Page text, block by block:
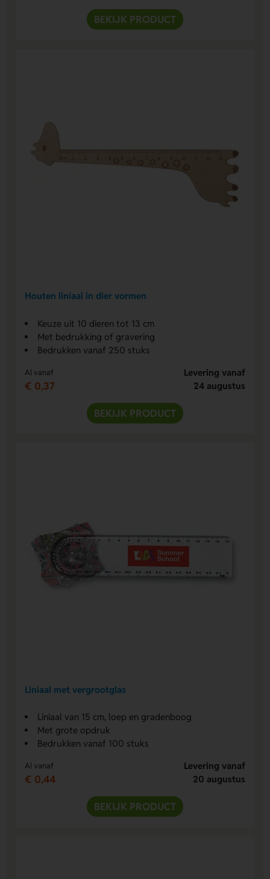
BEKIJK PRODUCT
Houten liniaal in dier vormen
Keuze uit 10 dieren tot 13 cm
Met bedrukking of gravering
Bedrukken vanaf 250 stuks
Al vanaf
€ 0,37
Levering vanaf
24 augustus
BEKIJK PRODUCT
Liniaal met vergrootglas
Liniaal van 15 cm, loep en gradenboog
Met grote opdruk
Bedrukken vanaf 100 stuks
Al vanaf
€ 0,44
Levering vanaf
20 augustus
BEKIJK PRODUCT